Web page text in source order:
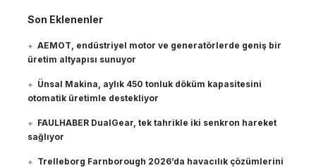
Son Eklenenler
AEMOT, endüstriyel motor ve generatörlerde geniş bir
üretim altyapısı sunuyor
Ünsal Makina, aylık 450 tonluk döküm kapasitesini
otomatik üretimle destekliyor
FAULHABER DualGear, tek tahrikle iki senkron hareket
sağlıyor
Trelleborg Farnborough 2026’da havacılık çözümlerini